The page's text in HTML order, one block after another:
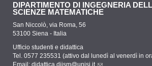
DIPARTIMENTO DI INGEGNERIA
SCIENZE MATEMATICHE
San Niccolò, via Roma, 56
53100 Siena - Italia
Ufficio studenti e didattica
Tel. 0577 235531 (attivo dal lunedì al venerdì in
Email: didattica.diism@unisi.it